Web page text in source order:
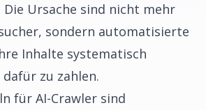
Die Ursache sind nicht mehr
sondern automatisierte
Inhalte systematisch
zu zahlen.
für AI-Crawler sind